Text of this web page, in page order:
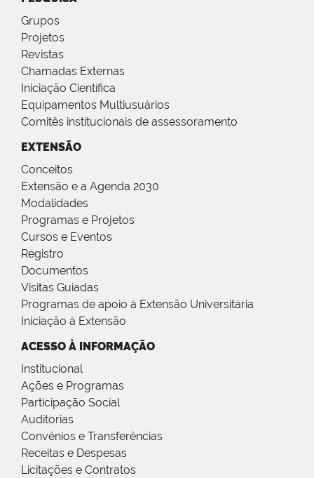
Grupos
Projetos
Revistas
Chamadas Externas
Iniciação Científica
Equipamentos Multiusuários
Comitês institucionais de assessoramento
EXTENSÃO
Conceitos
Extensão e a Agenda 2030
Modalidades
Programas e Projetos
Cursos e Eventos
Registro
Documentos
Visitas Guiadas
Programas de apoio à Extensão Universitária
Iniciação à Extensão
ACESSO À INFORMAÇÃO
Institucional
Ações e Programas
Participação Social
Auditorias
Convênios e Transferências
Receitas e Despesas
Licitações e Contratos